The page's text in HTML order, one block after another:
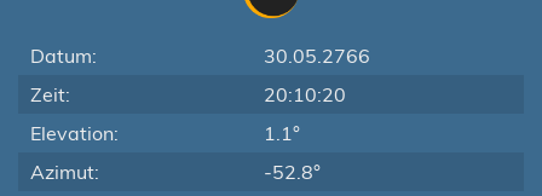
Datum:
30.05.2766
Zeit:
20:10:20
Elevation:
1.1°
Azimut:
-52.8°